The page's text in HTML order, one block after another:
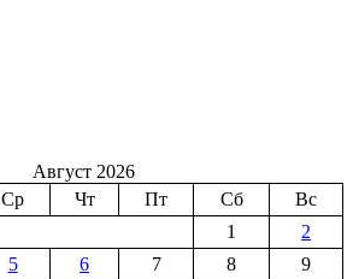
Август 2026
Ср Чт Пт Сб
Вс
1
2
5 6 7 8
9